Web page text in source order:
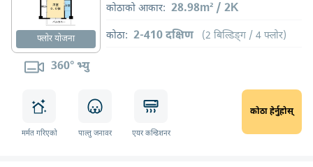
फ्लोर योजना
360° भ्यु
कोठाको आकार: 28.98m² / 2K
कोठा: 2-410 दक्षिण (2 बिल्डिङ्ग / 4 फ्लोर)
मर्मत गरिएको पाल्तु जनावर एयर कन्डिशनर
कोठा हेर्नुहोस्